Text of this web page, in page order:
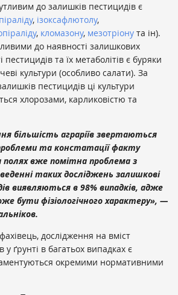
до залишків пестицидів є
, ізоксафлютолу,
, кломазону, мезотріону та ін).
до наявності залишкових
пестицидів та їх метаболітів є буряки
культури (особливо салати). За
пестицидів ці культури
хлорозами, карликовістю та
більшість аграріїв звертаються
та констатації факту
вже помітна проблема з
таких досліджень залишкові
виявляються в 98% випадків, адже
бути фізіологічного характеру», —
дослідження на вміст
у ґрунті в багатьох випадках є
окремими нормативними